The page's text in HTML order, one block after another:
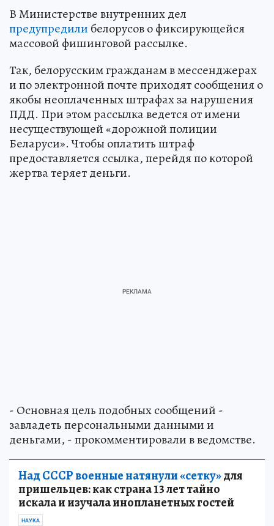
В Министерстве внутренних дел
предупредили белорусов о фиксирующейся
массовой фишинговой рассылке.
Так, белорусским гражданам в мессенджерах
и по электронной почте приходят сообщения о
якобы неоплаченных штрафах за нарушения
ПДД. При этом рассылка ведется от имени
несуществующей «дорожной полиции
Беларуси». Чтобы оплатить штраф
предоставляется ссылка, перейдя по которой
жертва теряет деньги.
- Основная цель подобных сообщений -
завладеть персональными данными и
деньгами, - прокомментировали в ведомстве.
Над СССР военные натянули «сетку»для
пришельцев: как страна 13 лет тайно
искала и изучала инопланетных гостей
НАУКА